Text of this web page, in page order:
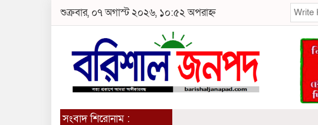
শুক্রবার, ০৭ অগাস্ট ২০২৬, ১০:৫২ অপরাহ্ন
সংবাদ শিরোনাম :